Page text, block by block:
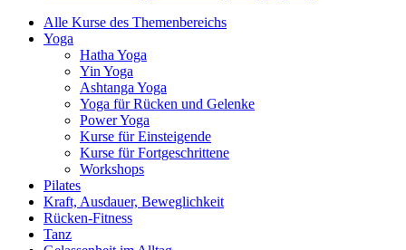
Alle Kurse des Themenbereichs
Yoga
Hatha Yoga
Yin Yoga
Ashtanga Yoga
Yoga für Rücken und Gelenke
Power Yoga
Kurse für Einsteigende
Kurse für Fortgeschrittene
Workshops
Pilates
Kraft, Ausdauer, Beweglichkeit
Rücken-Fitness
Tanz